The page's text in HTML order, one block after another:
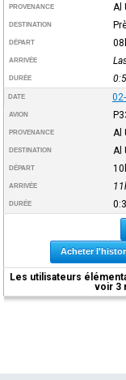
PROVENANCE Al
DESTINATION
DÉPART
ARRIVÉE
DURÉE
DATE
AVION
PROVENANCE Al
DESTINATION Al
DÉPART
ARRIVÉE
DURÉE
Acheter
Les utilisateurs
voir 3